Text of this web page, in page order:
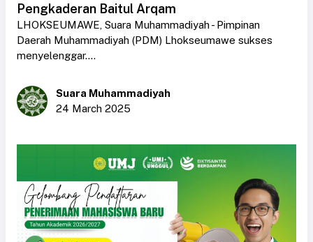
Pengkaderan Baitul Arqam
LHOKSEUMAWE, Suara Muhammadiyah - Pimpinan
Daerah Muhammadiyah (PDM) Lhokseumawe sukses
menyelenggar....
Suara Muhammadiyah
24 March 2025